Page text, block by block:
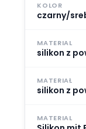
KOLOR
czarny/
MATERIAL
silikon z
MATERIAŁ
silikon z
MATERIAL